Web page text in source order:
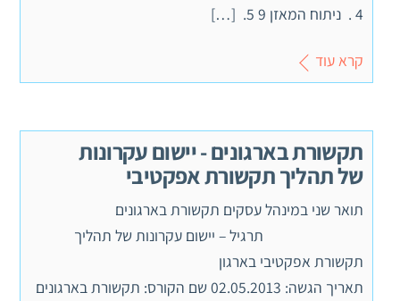
4 . ניתוח המאזן 9 5. […]
קרא עוד
תקשורת בארגונים - יישום עקרונות
של תהליך תקשורת אפקטיבי
תואר שני במינהל עסקים תקשורת בארגונים
תרגיל – יישום עקרונות של תהליך
תקשורת אפקטיבי בארגון
תאריך הגשה: 02.05.2013 שם הקורס: תקשורת בארגונים